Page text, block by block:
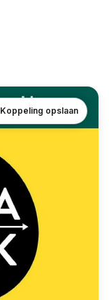
Koppeling opslaan